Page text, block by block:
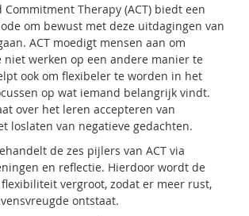
Commitment Therapy (ACT) biedt een
om bewust met deze uitdagingen van
ACT moedigt mensen aan om
niet werken op een andere manier te
ook om flexibeler te worden in het
op wat iemand belangrijk vindt.
over het leren accepteren van
loslaten van negatieve gedachten.
de zes pijlers van ACT via
en reflectie. Hierdoor wordt de
vergroot, zodat er meer rust,
ontstaat.